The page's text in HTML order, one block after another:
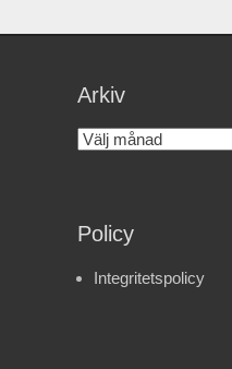
Arkiv
Arkiv
Policy
Integritetspolicy